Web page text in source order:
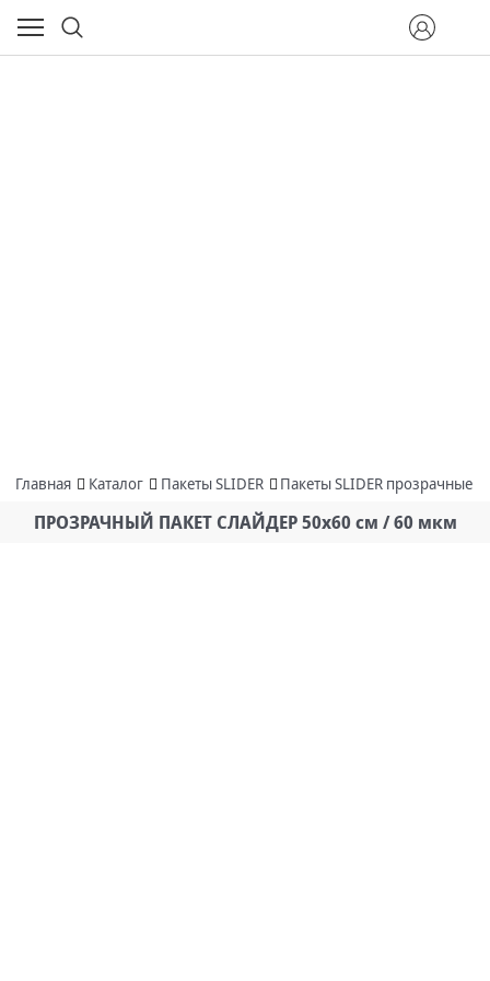
Главная Каталог Пакеты SLIDER Пакеты SLIDER прозрачные
ПРОЗРАЧНЫЙ ПАКЕТ СЛАЙДЕР 50х60 см / 60 мкм